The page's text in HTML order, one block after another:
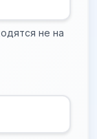
не на